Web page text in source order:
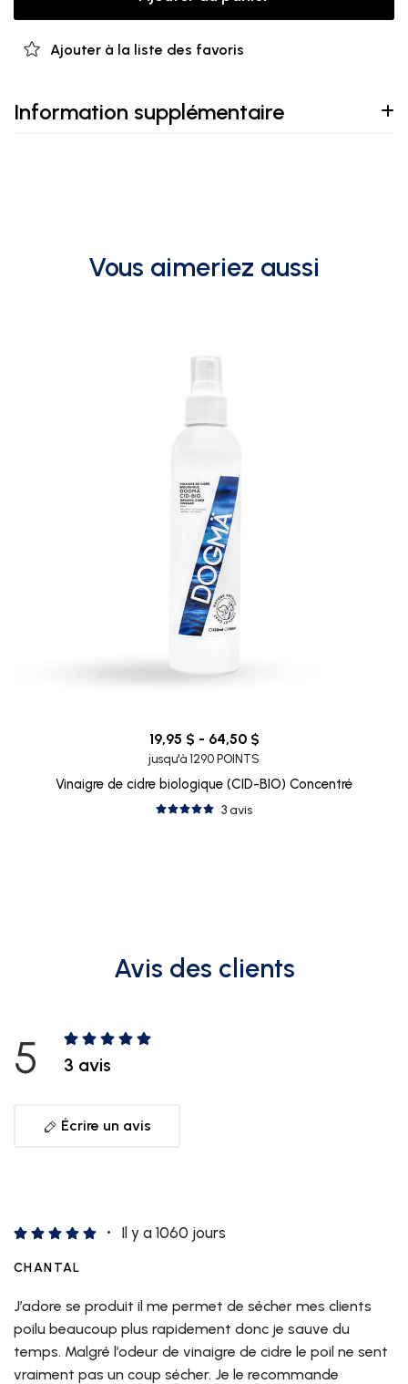
Ajouter à la liste des favoris
Information supplémentaire
Vous aimeriez aussi
19,95 $ - 64,50 $
jusqu'à 1290 POINTS
Vinaigre de cidre biologique (CID-BIO) Concentré
3 avis
Avis des clients
5 3 avis
Écrire un avis
Il y a 1060 jours
CHANTAL
J’adore se produit il me permet de sécher mes clients
poilu beaucoup plus rapidement donc je sauve du
temps. Malgré l’odeur de vinaigre de cidre le poil ne sent
vraiment pas un coup sécher. Je le recommande